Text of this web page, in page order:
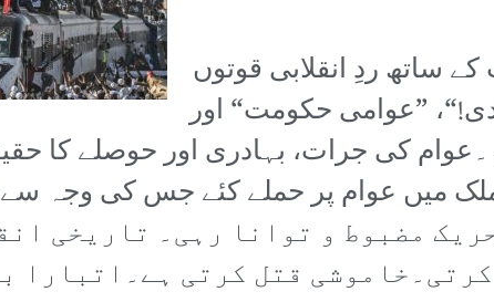
ساتھ ردِ انقلابی قوتوں
”عوامی حکومت“ اور
کی جرات، بہادری اور حوصلے کا
مضبوط و توانا رہی۔ تاریخی
قتل کرتی ہے۔اتبارا